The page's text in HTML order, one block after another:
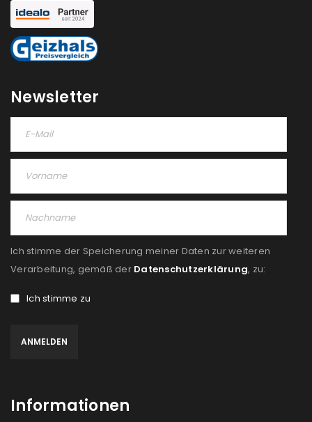
Benutzername oder E-Mail-Adresse*
Passwort
Anmeldeformular geschützt durch WP Captcha
Angemeldet bleiben
ANMELDEN
E-Mail-Adresse*
Newsletter
Ich stimme der Speicherung meiner Daten zur weiteren
Verarbeitung, gemäß der Datenschutzerklärung, zu:
Ich stimme zu
Informationen